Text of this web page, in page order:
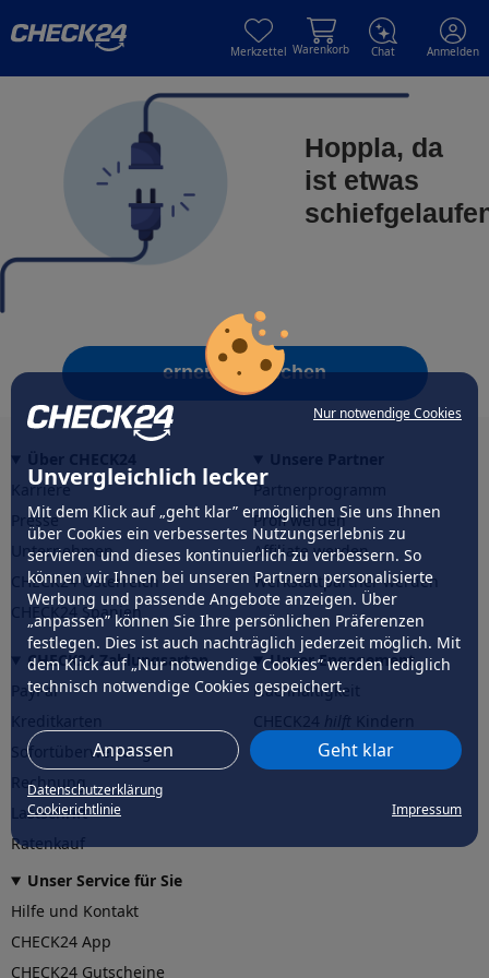
Nur notwendige Cookies
Unvergleichlich lecker
Mit dem Klick auf „geht klar” ermöglichen Sie uns Ihnen
über Cookies ein verbessertes Nutzungserlebnis zu
servieren und dieses kontinuierlich zu verbessern. So
können wir Ihnen bei unseren Partnern personalisierte
Werbung und passende Angebote anzeigen. Über
„anpassen” können Sie Ihre persönlichen Präferenzen
festlegen. Dies ist auch nachträglich jederzeit möglich. Mit
dem Klick auf „Nur notwendige Cookies” werden lediglich
technisch notwendige Cookies gespeichert.
Anpassen Geht klar
Datenschutzerklärung
Cookierichtlinie
Impressum
Merkzettel Warenkorb Chat Anmelden
Hoppla, da
ist etwas
erneut versuchen
Karriere
Presse
Unternehmen
CHECK24 Österreich
CHECK24 Spanien
Partnerprogramm
Profi werden
Affiliate werden
Werkstattpartner werden
CHECK24 Zahlungsarten
PayPal
Sofortüberweisung
Rechnung
Lastschrift
Ratenkauf
Unser Engagement
Nachhaltigkeit
CHECK24hilftder Natur
Unser Service für Sie
Hilfe und Kontakt
CHECK24 App
CHECK24 Gutscheine